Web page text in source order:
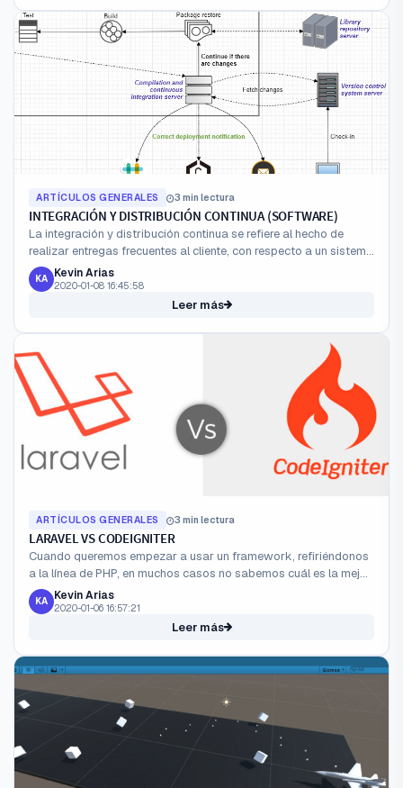
ARTÍCULOS GENERALES 3 min lectura
INTEGRACIÓN Y DISTRIBUCIÓN CONTINUA (SOFTWARE)
La integración y distribución continua se refiere al hecho de
realizar entregas frecuentes al cliente, con respecto a un sistema
de información; así mismo, ésto conlleva un proceso...
KA Kevin Arias
2020-01-08 16:45:58
Leer más
ARTÍCULOS GENERALES 3 min lectura
LARAVEL VS CODEIGNITER
Cuando queremos empezar a usar un framework, refiriéndonos
a la línea de PHP, en muchos casos no sabemos cuál es la mejor
alternativa frente a tantas opciones que disponemos a la a...
KA Kevin Arias
2020-01-06 16:57:21
Leer más